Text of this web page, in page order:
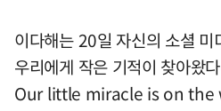
이다해는 20일 자신의 소셜
우리에게 작은 기적이 찾아
Our little miracle is on the